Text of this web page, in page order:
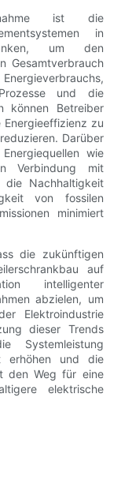
ist die
in
um den
Gesamtverbrauch
und die
können Betreiber
zu
Darüber
wie
Verbindung mit
die Nachhaltigkeit
von fossilen
minimiert
die zukünftigen
auf
intelligenter
abzielen, um
Elektroindustrie
dieser Trends
Systemleistung
erhöhen und die
den Weg für eine
elektrische